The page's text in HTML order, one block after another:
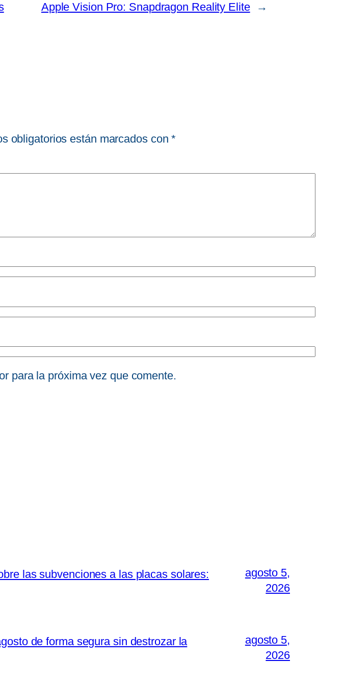
Apple Vision Pro: Snapdragon Reality Elite
→
obligatorios están marcados con*
para la próxima vez que comente.
las subvenciones a las placas solares:
agosto 5,
2026
de forma segura sin destrozar la
agosto 5,
2026